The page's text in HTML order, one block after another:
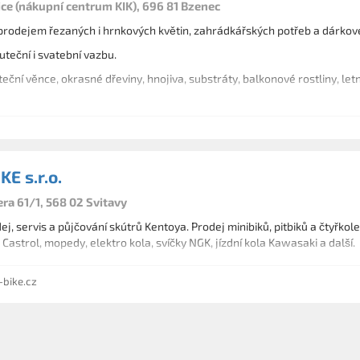
(nákupní centrum KIK), 696 81 Bzenec
řezaných i hrnkových květin, zahrádkářských potřeb a
i svatební vazbu.
věnce, okrasné dřeviny, hnojiva, substráty, balkonové rostliny,
s.r.o.
61/1, 568 02 Svitavy
servis a půjčování skútrů Kentoya. Prodej minibiků, pitbiků a
mopedy, elektro kola, svíčky NGK, jízdní kola Kawasaki a další.